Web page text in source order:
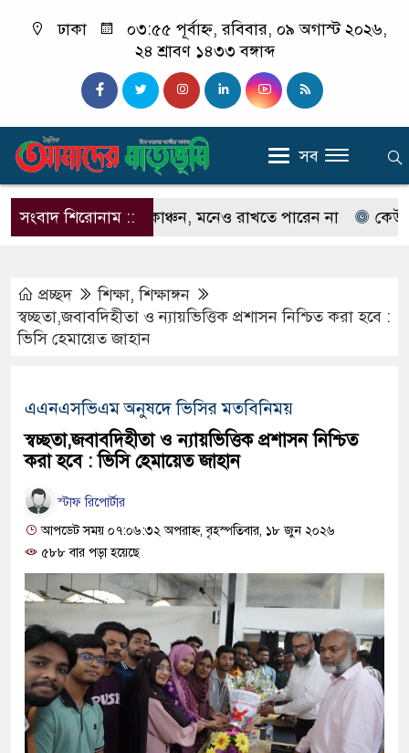
ঢাকা
০৩:৫৫ পূর্বাহ্ন, রবিবার, ০৯ অগাস্ট ২০২৬,
২৪ শ্রাবণ ১৪৩৩ বঙ্গাব্দ
সব
সংবাদ শিরোনাম ::
না ইলিয়াস কাঞ্চন, মনেও রাখতে পারেন না কেউ যদি
প্রচ্ছদ শিক্ষা,শিক্ষাঙ্গন
স্বচ্ছতা,জবাবদিহীতা ও ন্যায়ভিত্তিক প্রশাসন নিশ্চিত করা হবে :
ভিসি হেমায়েত জাহান
এএনএসভিএম অনুষদে ভিসির মতবিনিময়
স্বচ্ছতা,জবাবদিহীতা ও ন্যায়ভিত্তিক প্রশাসন নিশ্চিত
করা হবে : ভিসি হেমায়েত জাহান
স্টাফ রিপোর্টার
আপডেট সময় ০৭:০৬:৩২ অপরাহ্ন, বৃহস্পতিবার, ১৮ জুন ২০২৬
৫৮৮ বার পড়া হয়েছে